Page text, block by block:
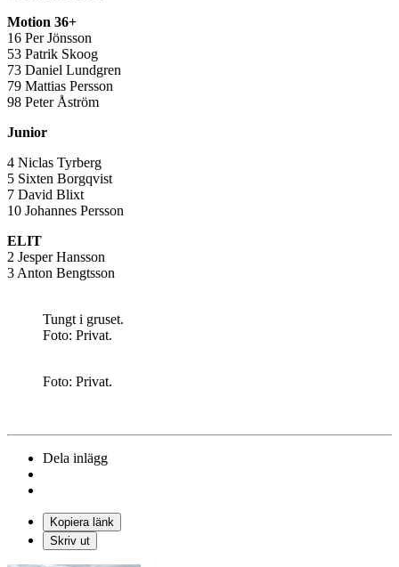
Motion 36+
16 Per Jönsson
53 Patrik Skoog
73 Daniel Lundgren
79 Mattias Persson
98 Peter Åström
Junior
4 Niclas Tyrberg
5 Sixten Borgqvist
7 David Blixt
10 Johannes Persson
ELIT
2 Jesper Hansson
3 Anton Bengtsson
Tungt i gruset.
Foto: Privat.
Foto: Privat.
Dela inlägg
Kopiera länk
Skriv ut